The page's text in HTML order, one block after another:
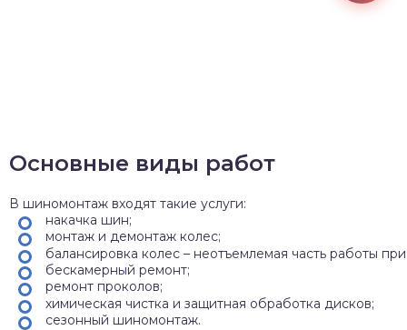
Основные виды работ
В шиномонтаж входят такие услуги:
накачка шин;
монтаж и демонтаж колес;
балансировка колес – неотъемлемая часть работы
бескамерный ремонт;
ремонт проколов;
химическая чистка и защитная обработка дисков;
сезонный шиномонтаж.